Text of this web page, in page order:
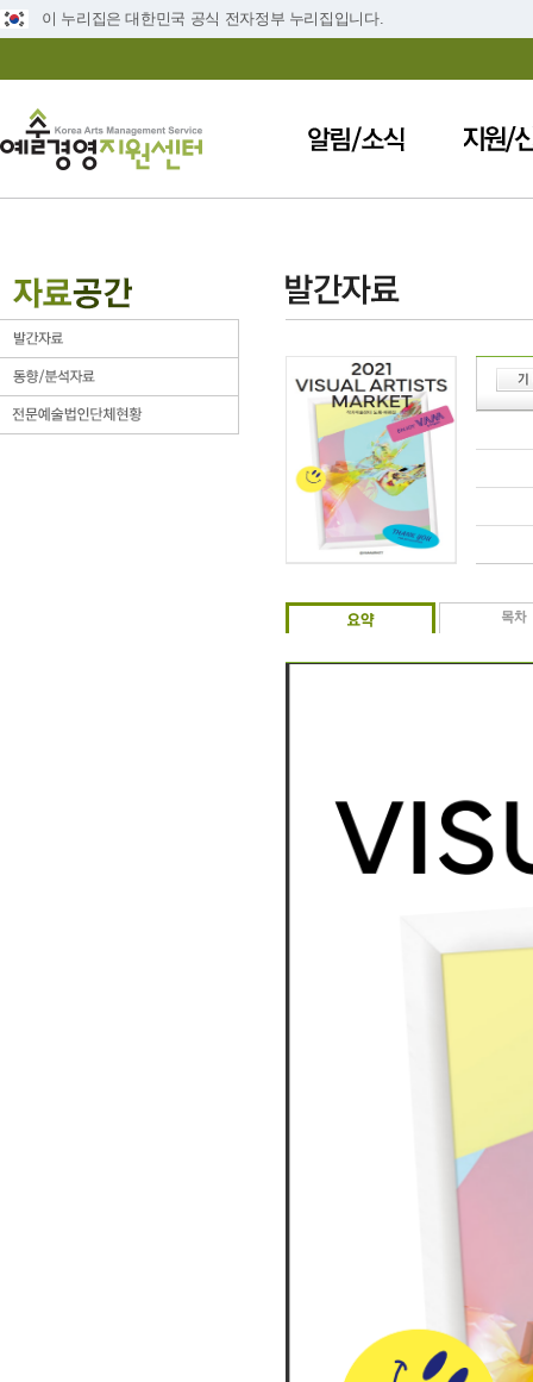
이 누리집은 대한민국 공식 전자정부 누리집입니다.